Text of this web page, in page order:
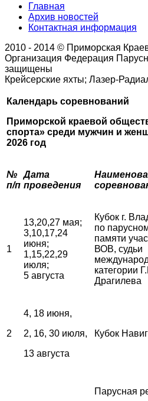
Главная
Архив новостей
Контактная информация
2010 - 2014 © Приморская
Организация Федерация
защищены
Крейсерские яхты; Лазер-
Календарь соревнований
Приморской краевой
спорта» среди мужчин и
2026 год
№
п/п
Дата
проведения
1
13,20,27 мая;
3,10,17,24
июня;
1,15,22,29
июля;
5 августа
Кубок г.
по
памяти
ВОВ, судьи
категории
Драгилева
2
4, 18 июня,
2, 16, 30 июля,
13 августа
Кубок
Парусная